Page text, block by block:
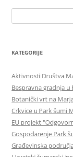
KATEGORIJE
Aktivnosti Društva
Bespravna gradnja u
Botanički vrt na
Crkvice u Park šumi
EU projekt
Gospodarenje Park
Građevinska